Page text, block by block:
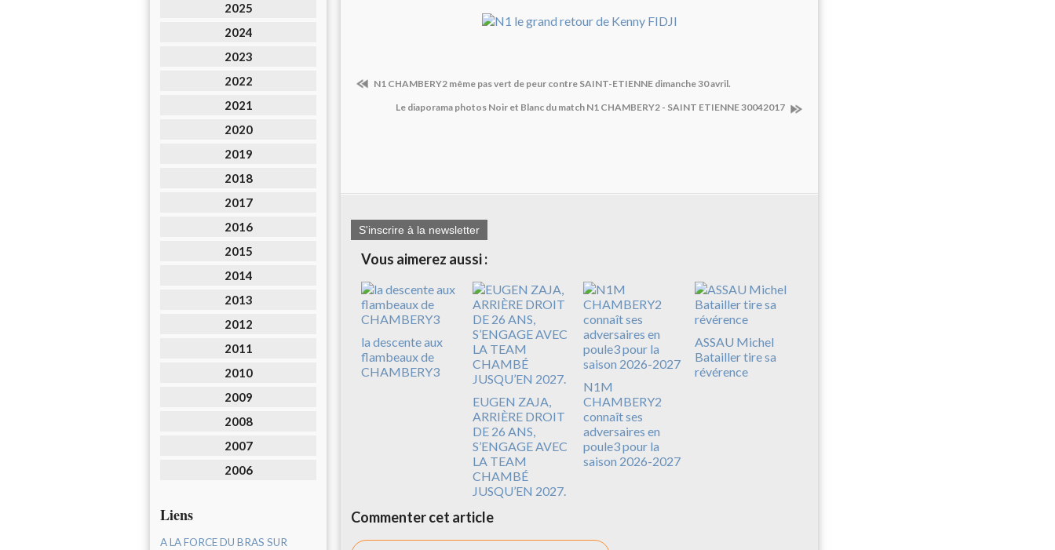
2025
2024
2023
2022
2021
2020
2019
2018
2017
2016
2015
2014
2013
2012
2011
2010
2009
2008
2007
2006
Liens
A LA FORCE DU BRAS SUR
N1 CHAMBERY2 même pas vert de peur contre SAINT-ETIENNE dimanche 30 avril.
Le diaporama photos Noir et Blanc du match N1 CHAMBERY2 - SAINT ETIENNE 30042017
S'inscrire à la newsletter
Vous aimerez aussi :
la descente aux
flambeaux de
CHAMBERY3
EUGEN ZAJA,
ARRIÈRE DROIT
DE 26 ANS,
S’ENGAGE AVEC
LA TEAM
CHAMBÉ
JUSQU’EN 2027.
N1M
CHAMBERY2
connaît ses
adversaires en
poule3 pour la
saison 2026-2027
ASSAU Michel
Batailler tire sa
révérence
Commenter cet article